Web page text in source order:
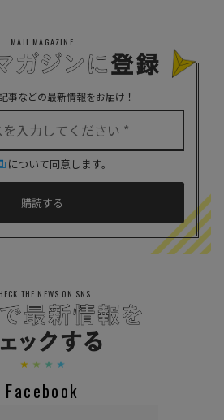
MAIL MAGAZINE
事などの最新情報をお届け！
について同意します。
THE NEWS ON SNS
Facebook